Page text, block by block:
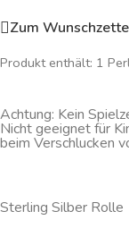
Zum
Produkt enthält: 1
Achtung: Kein
Nicht geeignet für
beim Verschlucken
Sterling Silber Rolle